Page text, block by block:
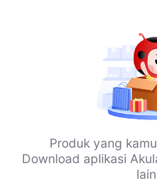
Produk yang
Download aplikasi